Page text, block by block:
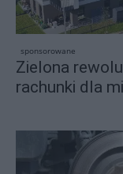
sponsorowane
Zielona
rachunki dla